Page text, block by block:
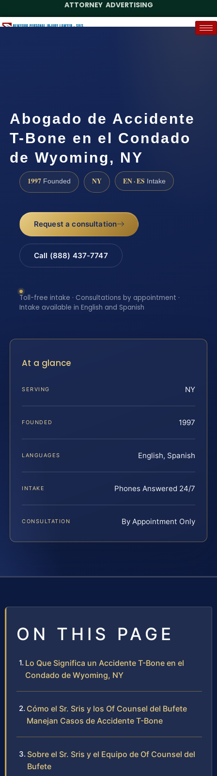
ATTORNEY ADVERTISING
Abogado de Accidente
T-Bone en el Condado
de Wyoming, NY
1997 Founded NY EN · ES Intake
Request a consultation
Call (888) 437-7747
Toll-free intake · Consultations by appointment ·
Intake available in English and Spanish
At a glance
SERVING NY
FOUNDED 1997
LANGUAGES English, Spanish
INTAKE Phones Answered 24/7
CONSULTATION By Appointment Only
ON THIS PAGE
Lo Que Significa un Accidente T-Bone en el
Condado de Wyoming, NY
Cómo el Sr. Sris y los Of Counsel del Bufete
Manejan Casos de Accidente T-Bone
Sobre el Sr. Sris y el Equipo de Of Counsel del
Bufete